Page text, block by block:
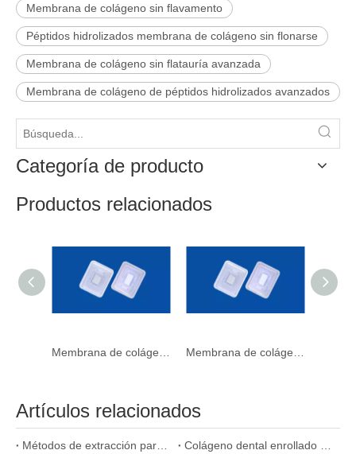
Membrana de colágeno sin flavamento
Péptidos hidrolizados membrana de colágeno sin flonarse
Membrana de colágeno sin flatauría avanzada
Membrana de colágeno de péptidos hidrolizados avanzados
Categoría de producto
Productos relacionados
Artículos relacionados